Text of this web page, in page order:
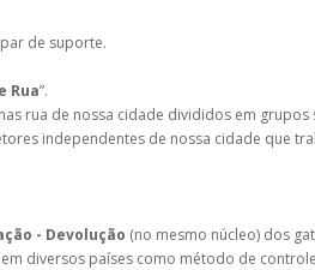
de suporte.
Rua”.
rua de nossa cidade divididos em grupos
independentes de nossa cidade que
- Devolução (no mesmo núcleo) dos
diversos países como método de controle